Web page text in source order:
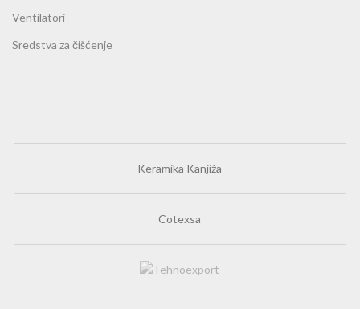
Ventilatori
Sredstva za čišćenje
Keramika Kanjiža
Cotexsa